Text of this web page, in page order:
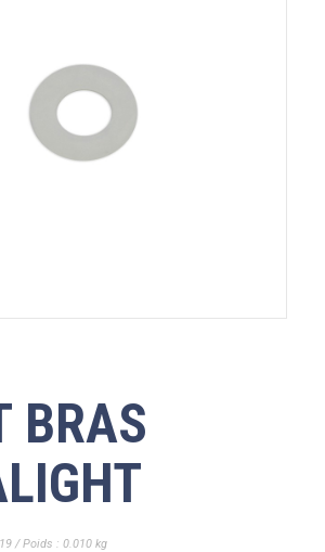
BRAS
/ Poids : 0.010 kg